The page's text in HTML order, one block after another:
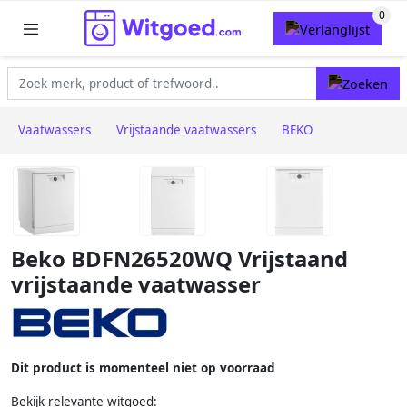
Vaatwassers Vrijstaande vaatwassers BEKO
Beko BDFN26520WQ Vrijstaand
vrijstaande vaatwasser
Dit product is momenteel niet op voorraad
Bekijk relevante witgoed: